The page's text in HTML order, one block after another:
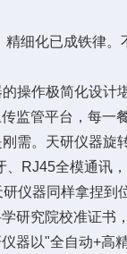
化已成铁律。
作极简化设计
监管平台，每一
。天研仪器旋
、RJ45全模通
器同样拿捏到
研究院校准证书
以"全自动+高